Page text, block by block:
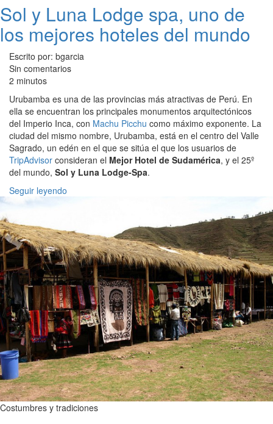
Sol y Luna Lodge spa, uno de
los mejores hoteles del mundo
Escrito por: bgarcia
Sin comentarios
2 minutos
Urubamba es una de las provincias más atractivas de Perú. En
ella se encuentran los principales monumentos arquitectónicos
del Imperio Inca, con Machu Picchu como máximo exponente. La
ciudad del mismo nombre, Urubamba, está en el centro del Valle
Sagrado, un edén en el que se sitúa el que los usuarios de
TripAdvisor consideran el Mejor Hotel de Sudamérica, y el 25º
del mundo, Sol y Luna Lodge-Spa.
Seguir leyendo
Costumbres y tradiciones